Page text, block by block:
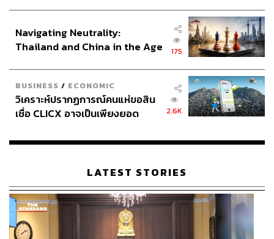
Navigating Neutrality:
Thailand and China in the Age
175
BUSINESS / ECONOMIC
วิเคราะห์ปรากฏการณ์คนแห่ขอสิน
เชื่อ CLICX อาจเป็นเพียงยอด
เรือนไทยที่ถูกซุกไว้
2.6K
LATEST STORIES